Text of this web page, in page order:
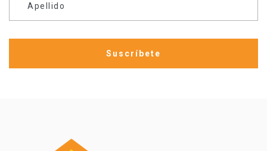
Apellido